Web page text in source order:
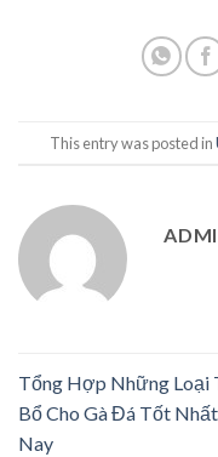
This entry was posted in
Tổng Hợp Những Loại
Bổ Cho Gà Đá Tốt
Nay